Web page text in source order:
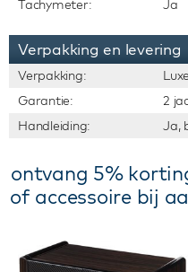
Tachymeter: Ja
Verpakking en levering
Verpakking:
Garantie:
2
Handleiding:
Ja,
ontvang 5%
of accessoire bij